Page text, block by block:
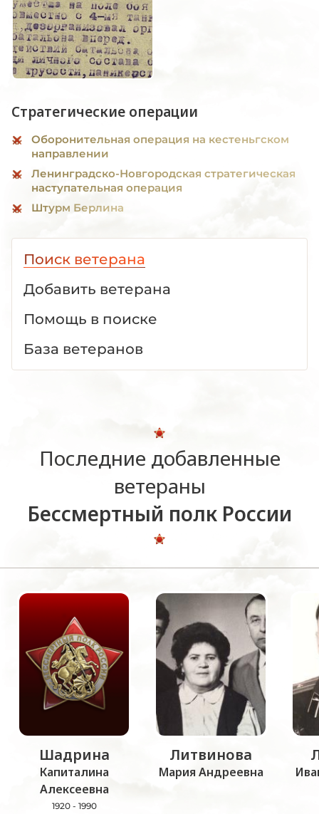
Стратегические операции
Оборонительная операция на кестеньгском
направлении
Ленинградско-Новгородская стратегическая
наступательная операция
Штурм Берлина
Поиск ветерана
Добавить ветерана
Помощь в поиске
База ветеранов
Последние добавленные
ветераны
Бессмертный полк России
Шадрина
Капиталина
Алексеевна
1920 - 1990
Литвинова
Мария Андреевна